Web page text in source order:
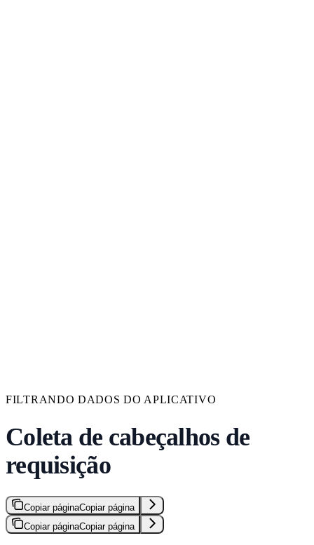
FILTRANDO DADOS DO APLICATIVO
Coleta de cabeçalhos de
requisição
Copiar páginaCopiar página
Copiar páginaCopiar página